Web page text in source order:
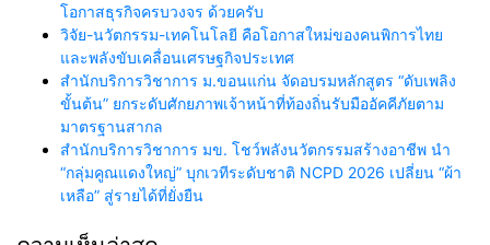
โอกาสธุรกิจครบวงจร ด้วยครับ
วิจัย-นวัตกรรม-เทคโนโลยี คือโอกาสใหม่ของคนพิการไทย
และพลังขับเคลื่อนเศรษฐกิจประเทศ
สำนักบริการวิชาการ ม.ขอนแก่น จัดอบรมหลักสูตร “ดับเพลิง
ขั้นต้น” ยกระดับศักยภาพเจ้าหน้าที่ท้องถิ่นรับมืออัคคีภัยตาม
มาตรฐานสากล
สำนักบริการวิชาการ มข. โชว์พลังนวัตกรรมสร้างอาชีพ นำ
“กลุ่มคูณแดงใหญ่” บุกเวทีระดับชาติ NCPD 2026 เปลี่ยน “ผ้า
เหลือ” สู่รายได้ที่ยั่งยืน